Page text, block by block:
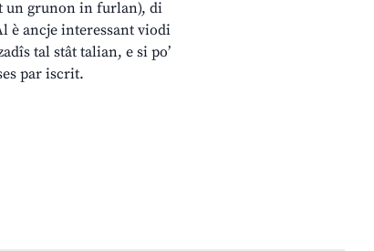
un grunon in furlan), di
è ancje interessant viodi
tal stât talian, e si po’
par iscrit.